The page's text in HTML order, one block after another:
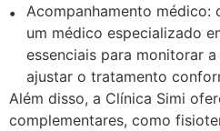
Acompanhamento médico:
um médico especializado
essenciais para monitorar
ajustar o tratamento
Além disso, a Clínica Simi
complementares, como